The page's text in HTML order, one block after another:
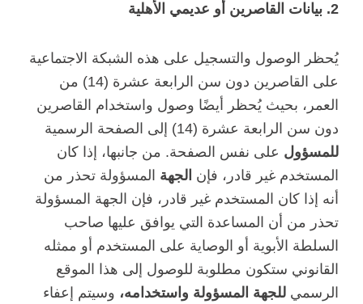
2. بيانات القاصرين أو عديمي الأهلية
يُحظر الوصول والتسجيل على هذه الشبكة الاجتماعية
على القاصرين دون سن الرابعة عشرة (14) من
العمر، بحيث يُحظر أيضًا وصول واستخدام القاصرين
دون سن الرابعة عشرة (14) إلى الصفحة الرسمية
للمسؤول على نفس الصفحة. من جانبها، إذا كان
المستخدم غير قادر، فإن الجهة المسؤولة تحذر من
أنه إذا كان المستخدم غير قادر، فإن الجهة المسؤولة
تحذر من أن المساعدة التي يوافق عليها صاحب
السلطة الأبوية أو الوصاية على المستخدم أو ممثله
القانوني ستكون مطلوبة للوصول إلى هذا الموقع
الرسمي للجهة المسؤولة واستخدامه، وسيتم إعفاء